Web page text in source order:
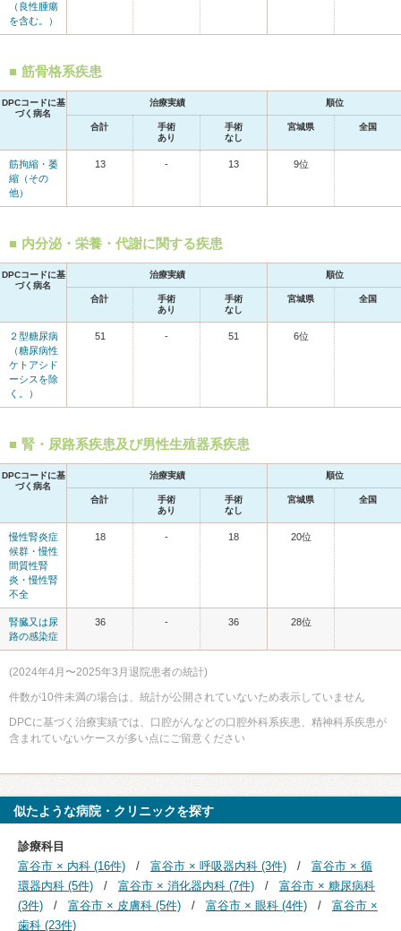
（良性腫瘍
を含む。）
筋骨格系疾患
DPCコードに基
づく病名
治療実績 順位
合計
手術
あり
手術
なし
宮城県 全国
筋拘縮・萎
縮（その
他）
13 - 13 9位
内分泌・栄養・代謝に関する疾患
DPCコードに基
づく病名
治療実績 順位
合計
手術
あり
手術
なし
宮城県 全国
２型糖尿病
（糖尿病性
ケトアシド
ーシスを除
く。）
51 - 51 6位
腎・尿路系疾患及び男性生殖器系疾患
DPCコードに基
づく病名
治療実績 順位
合計
手術
あり
手術
なし
宮城県 全国
慢性腎炎症
候群・慢性
間質性腎
炎・慢性腎
不全
18 - 18 20位
腎臓又は尿
路の感染症
36 - 36 28位
(2024年4月〜2025年3月退院患者の統計)
件数が10件未満の場合は、統計が公開されていないため表示していません
DPCに基づく治療実績では、口腔がんなどの口腔外科系疾患、精神科系疾患が
含まれていないケースが多い点にご留意ください
似たような病院・クリニックを探す
診療科目
富谷市 × 内科 (16件)
富谷市 × 呼吸器内科 (3件)
富谷市 × 循
環器内科 (5件)
富谷市 × 消化器内科 (7件)
富谷市 × 糖尿病科
(3件)
富谷市 × 皮膚科 (5件) 富谷市 × 眼科 (4件)
富谷市 ×
歯科 (23件)